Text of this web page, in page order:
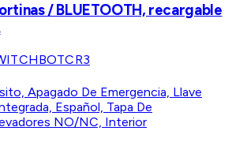
/ BLUETOOTH, recargable